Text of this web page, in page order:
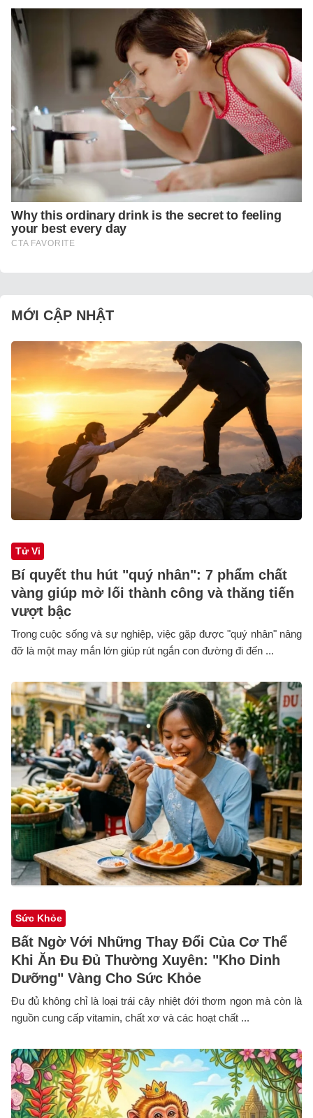
MỚI CẬP NHẬT
Tử Vi
Bí quyết thu hút "quý nhân": 7 phẩm chất
vàng giúp mở lối thành công và thăng tiến
vượt bậc
Trong cuộc sống và sự nghiệp, việc gặp được "quý nhân" nâng
đỡ là một may mắn lớn giúp rút ngắn con đường đi đến ...
Sức Khỏe
Bất Ngờ Với Những Thay Đổi Của Cơ Thể
Khi Ăn Đu Đủ Thường Xuyên: "Kho Dinh
Dưỡng" Vàng Cho Sức Khỏe
Đu đủ không chỉ là loại trái cây nhiệt đới thơm ngon mà còn là
nguồn cung cấp vitamin, chất xơ và các hoạt chất ...